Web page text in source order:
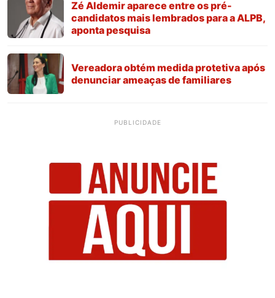
Zé Aldemir aparece entre os pré-
candidatos mais lembrados para a ALPB,
aponta pesquisa
Vereadora obtém medida protetiva após
denunciar ameaças de familiares
PUBLICIDADE